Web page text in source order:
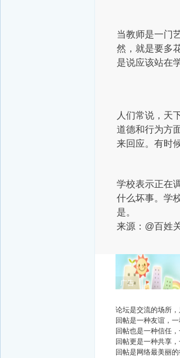
当教师是一门
然，就是要多
是说应该站在
人们常说，天
道德和行为方
来回应。 有时
学校表示正在
什么坏事。学
是。
来源：@百姓
广告
论坛是交流的场所
回帖是一种友谊，
回帖也是一种信任
回帖更是一种共享，
回帖是网络最美丽的